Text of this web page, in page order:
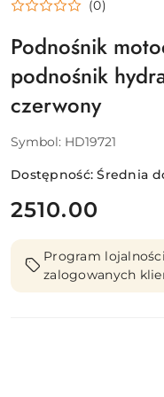
(0)
Podnośnik
podnośnik
czerwony
Symbol: HD19721
Dostępność:Średnia
cena:
2510.00
Program
zalogowanych